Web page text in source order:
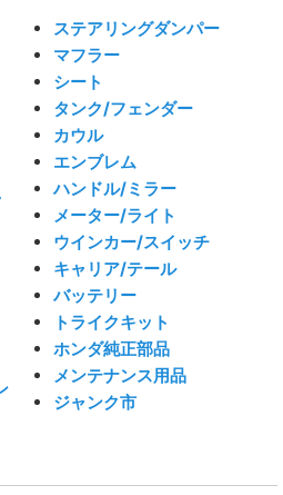
ステアリングダンパー
マフラー
シート
タンク/フェンダー
カウル
エンブレム
ハンドル/ミラー
メーター/ライト
ウインカー/スイッチ
キャリア/テール
バッテリー
トライクキット
ホンダ純正部品
メンテナンス用品
ジャンク市